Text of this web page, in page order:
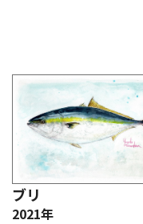
ブリ
2021年